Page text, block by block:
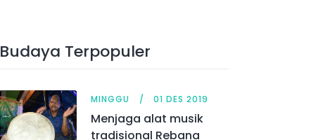
Budaya Terpopuler
MINGGU 01 DES 2019
Menjaga alat musik
tradisional Rebana